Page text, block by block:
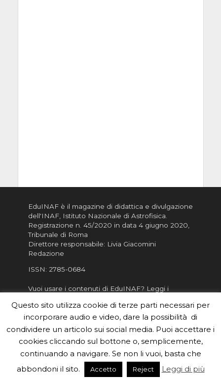
EduINAF è il magazine di didattica e divulgazione
dell'INAF, Istituto Nazionale di Astrofisica
Registrazione n. 45/2020 in data 4 giugno 2020,
Tribunale di Roma
Direttore responsabile: Livia Giacomini
Redazione
ISSN: 2785-0684
Vuoi usare i contenuti di EduINAF? Leggi i
Informativa sulla Privacy
Informatva sui Cookie
Per la rubrica de l'Astronomo risponde, per
inviarci le tue foto o i tuoi contributi, scrivici a
redazione.edu [chiocciola] inaf.it oppure
il form
Questo sito utilizza cookie di terze parti necessari per
incorporare audio e video, dare la possibilità di
condividere un articolo sui social media. Puoi accettare i
cookies cliccando sul bottone o, semplicemente,
continuando a navigare. Se non li vuoi, basta che
abbondoni il sito.
Accetto Reject Leggi di più